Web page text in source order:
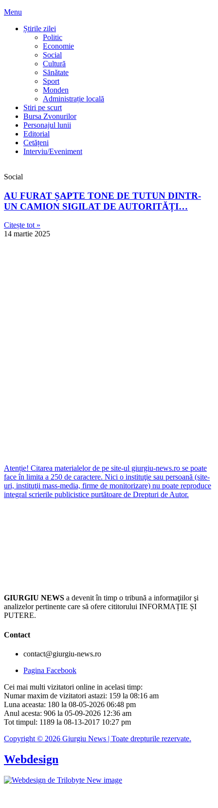
Menu
Știrile zilei
Politic
Economie
Social
Cultură
Sănătate
Sport
Monden
Administrație locală
Stiri pe scurt
Bursa Zvonurilor
Personajul lunii
Editorial
Cetățeni
Interviu/Eveniment
Social
AU FURAT ȘAPTE TONE DE TUTUN DINTR-
UN CAMION SIGILAT DE AUTORITĂȚI…
Citește tot »
14 martie 2025
Atenție! Citarea materialelor de pe site-ul giurgiu-news.ro se poate
face în limita a 250 de caractere. Nici o instituţie sau persoană (site-
uri, instituţii mass-media, firme de monitorizare) nu poate reproduce
integral scrierile publicistice purtătoare de Drepturi de Autor.
GIURGIU NEWS a devenit în timp o tribună a informaţiilor şi
analizelor pertinente care să ofere cititorului INFORMAȚIE ȘI
PUTERE.
Contact
contact@giurgiu-news.ro
Pagina Facebook
Cei mai multi vizitatori online in acelasi timp:
Numar maxim de vizitatori astazi: 159 la 08:16 am
Luna aceasta: 180 la 08-05-2026 06:48 pm
Anul acesta: 906 la 05-09-2026 12:36 am
Tot timpul: 1189 la 08-13-2017 10:27 pm
Copyright © 2026 Giurgiu News | Toate drepturile rezervate.
Webdesign